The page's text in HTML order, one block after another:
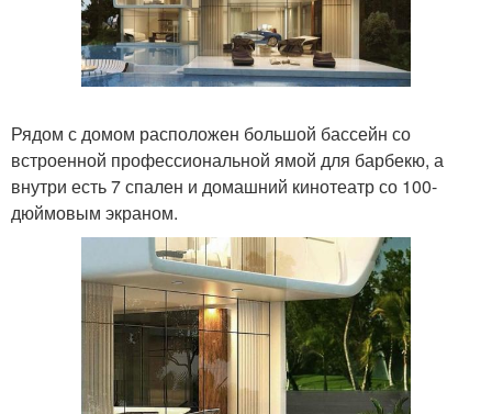
Рядом с домом расположен большой бассейн со
встроенной профессиональной ямой для барбекю, а
внутри есть 7 спален и домашний кинотеатр со 100-
дюймовым экраном.